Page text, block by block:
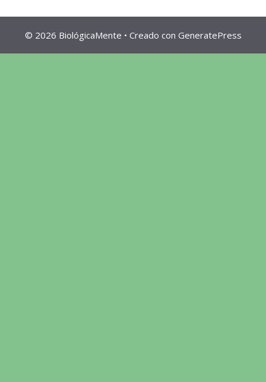
© 2026 BiológicaMente • Creado con GeneratePress